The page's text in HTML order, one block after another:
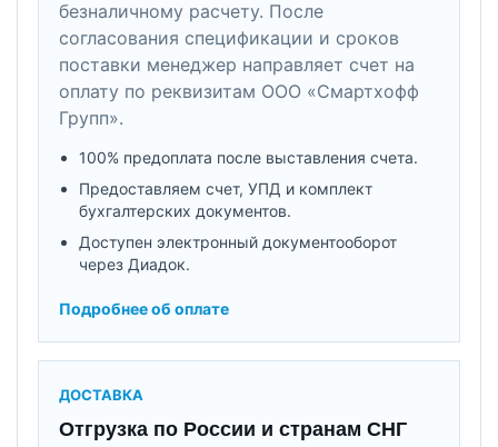
безналичному расчету. После
согласования спецификации и сроков
поставки менеджер направляет счет на
оплату по реквизитам ООО «Смартхофф
Групп».
100% предоплата после выставления счета.
Предоставляем счет, УПД и комплект
бухгалтерских документов.
Доступен электронный документооборот
через Диадок.
Подробнее об оплате
ДОСТАВКА
Отгрузка по России и странам СНГ